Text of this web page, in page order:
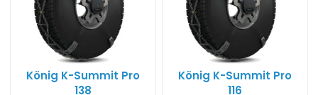
König K-Summit Pro
138
König K-Summit Pro
116